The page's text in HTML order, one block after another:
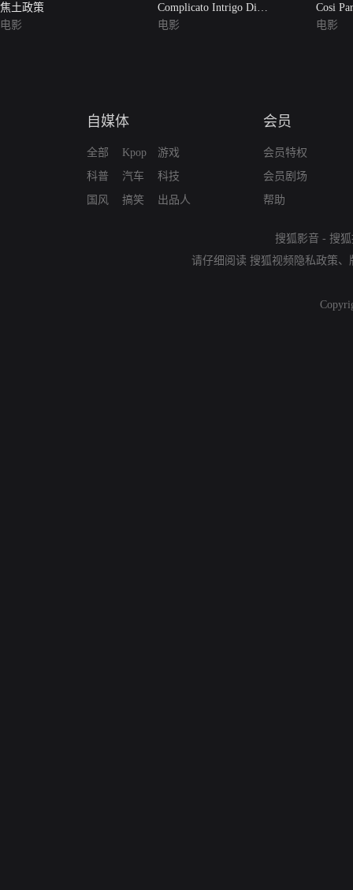
焦土政策
电影
Complicato Intrigo Di
Donne,Vicol...
电影
Cosi
电影
自媒体
全部
科普
国风
Kpop
汽车
搞笑
游戏
科技
出品人
会员
会员特权
会员剧场
帮助
搜狐影音 - 搜
请仔细阅读 搜狐视频隐私政策、